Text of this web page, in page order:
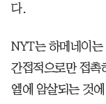
다.
NYT는 하메네이는
간접적으로만 접촉
엘에 암살되는 것